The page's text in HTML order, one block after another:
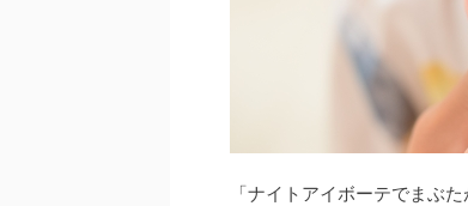
「ナイトアイボーテでまぶ